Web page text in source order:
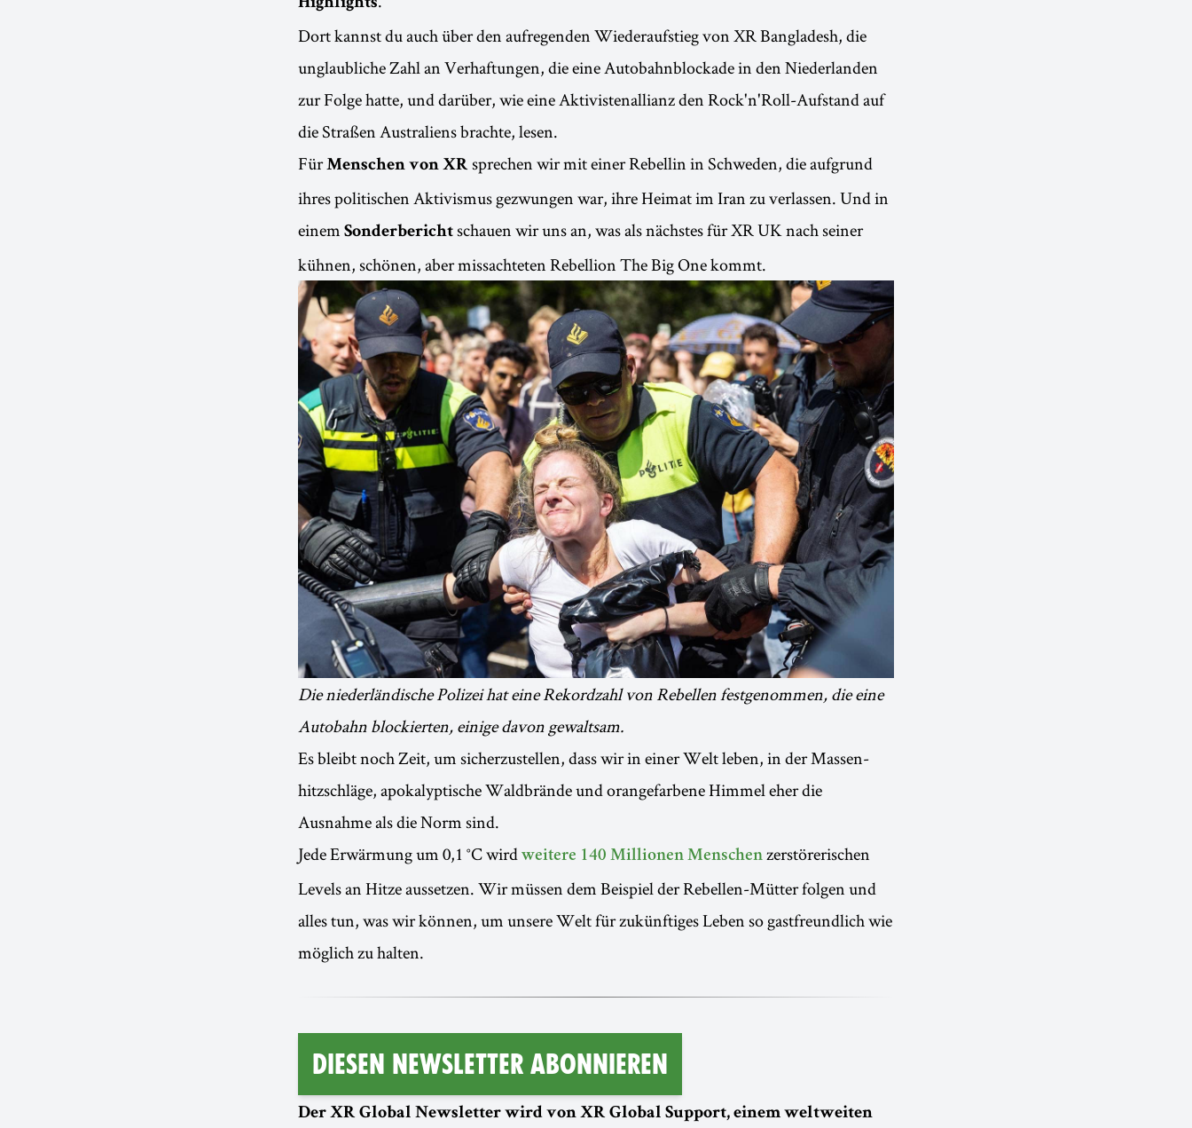
Dort kannst du auch über den aufregenden Wiederaufstieg von XR Bangladesh, die
unglaubliche Zahl an Verhaftungen, die eine Autobahnblockade in den Niederlanden
zur Folge hatte, und darüber, wie eine Aktivistenallianz den Rock'n'Roll-Aufstand auf
die Straßen Australiens brachte, lesen.
FürMenschen von XR sprechen wir mit einer Rebellin in Schweden, die aufgrund
ihres politischen Aktivismus gezwungen war, ihre Heimat im Iran zu verlassen. Und in
einem Sonderbericht schauen wir uns an, was als nächstes für XR UK nach seiner
kühnen, schönen, aber missachteten Rebellion The Big One kommt.
Die niederländische Polizei hat eine Rekordzahl von Rebellen festgenommen, die eine
Autobahn blockierten, einige davon gewaltsam.
Es bleibt noch Zeit, um sicherzustellen, dass wir in einer Welt leben, in der Massen-
hitzschläge, apokalyptische Waldbrände und orangefarbene Himmel eher die
Ausnahme als die Norm sind.
Jede Erwärmung um 0,1 °C wird weitere 140 Millionen Menschen zerstörerischen
Levels an Hitze aussetzen. Wir müssen dem Beispiel der Rebellen-Mütter folgen und
alles tun, was wir können, um unsere Welt für zukünftiges Leben so gastfreundlich wie
möglich zu halten.
Diesen Newsletter abonnieren
Der XR Global Newsletter wird von XR Global Support, einem weltweiten